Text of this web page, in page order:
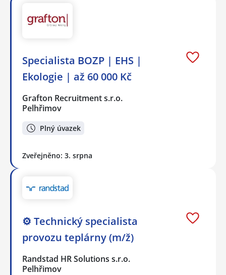
Specialista BOZP | EHS |
Ekologie | až 60 000 Kč
Grafton Recruitment s.r.o.
Pelhřimov
Plný úvazek
Zveřejněno: 3. srpna
⚙️ Technický specialista
provozu teplárny (m/ž)
Randstad HR Solutions s.r.o.
Pelhřimov